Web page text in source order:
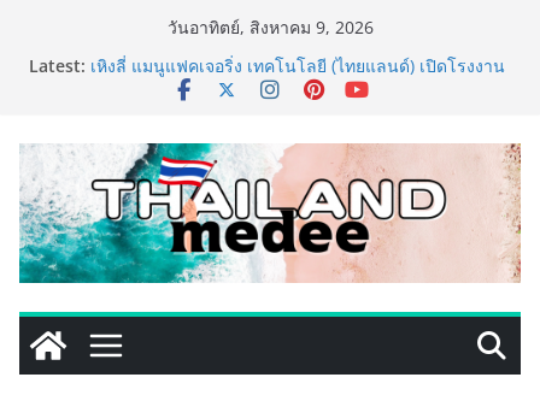
วันอาทิตย์, สิงหาคม 9, 2026
Latest: เหิงลี่ แมนูแฟคเจอริ่ง เทคโนโลยี (ไทยแลนด์) เปิดโรงงาน
แห่งใหม่ในชลบุรี เดินหน้าขยายฐานการผลิตสู่เอเชียตะวัน
LORDNINE จัดศึกคนดังสายเกม ไทย ปะทะ ฟิลิปปินส์ ใน
“Rise of the Tenth Lord” เปิดสงครามกิลด์ข้ามประเทศ
ฉลองเซิร์ฟเวอร์ใหม่ เฮเลนา
PIPPER STANDARD® เปิดตัวแชมพูอาบน้ำ และ โฟมอาบ
แห้งสัตว์เลี้ยง ชูนวัตกรรมพลังธรรมชาติ “Zero-Residue”
เลียขนได้ ปลอดภัย ไร้สารตกค้าง
เริ่มแล้ว! อ.ต.ก.แฟร์ 4 ภาค @ภาคกลาง “มนต์เสน่ห์เกษตร
ไทย สู่ใจกลางมหานคร” ชวนชิม ช้อป สินค้าเกษตร
คุณภาพจากทั่วไทย วันนี้ – 8 สิงหาคมนี้ ณ ลานคนเมือง
ททท. ประกาศความสำเร็จ Village to the World Season
5 ผนึก 9 พันธมิตร ขับเคลื่อน ESG Tourism สืบสานพระ